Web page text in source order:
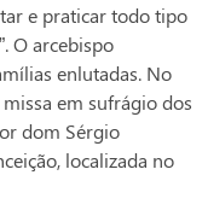
e praticar todo tipo
O arcebispo
enlutadas. No
em sufrágio dos
dom Sérgio
localizada no